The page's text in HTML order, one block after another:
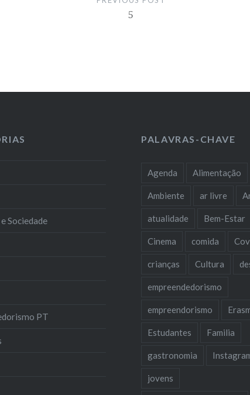
5
Sociedade
PT
PALAVRAS-CHAVE
Agenda Alimentação
Ambiente ar livre
atualidade Bem-Estar
Cinema comida
crianças Cultura
empreendedorismo
empreendorismo
Estudantes Familia
gastronomia
jovens